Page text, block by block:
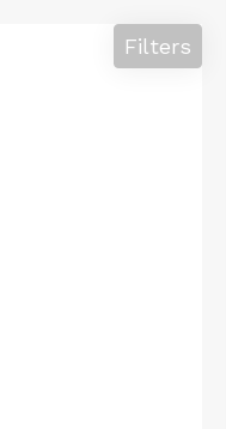
Filters